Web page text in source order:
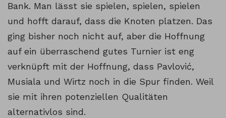
Bank. Man lässt sie spielen, spielen, spielen
und hofft darauf, dass die Knoten platzen. Das
ging bisher noch nicht auf, aber die Hoffnung
auf ein überraschend gutes Turnier ist eng
verknüpft mit der Hoffnung, dass Pavlović,
Musiala und Wirtz noch in die Spur finden. Weil
sie mit ihren potenziellen Qualitäten
alternativlos sind.